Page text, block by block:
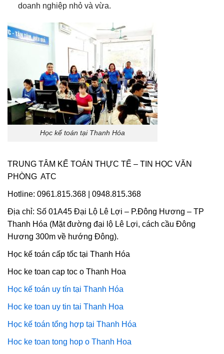
doanh nghiệp nhỏ và vừa.
Học kế toán tại Thanh Hóa
TRUNG TÂM KẾ TOÁN THỰC TẾ – TIN HỌC VĂN
PHÒNG ATC
Hotline: 0961.815.368 | 0948.815.368
Địa chỉ: Số 01A45 Đại Lộ Lê Lợi – P.Đông Hương – TP
Thanh Hóa (Mặt đường đại lộ Lê Lợi, cách cầu Đông
Hương 300m về hướng Đông).
Học kế toán cấp tốc tại Thanh Hóa
Hoc ke toan cap toc o Thanh Hoa
Học kế toán uy tín tại Thanh Hóa
Hoc ke toan uy tin tai Thanh Hoa
Học kế toán tổng hợp tại Thanh Hóa
Hoc ke toan tong hop o Thanh Hoa